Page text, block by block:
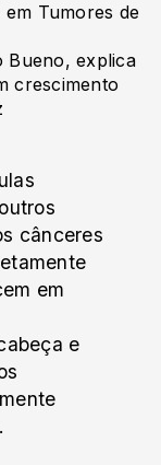
Tumores de
Bueno, explica
crescimento
cânceres
em
e